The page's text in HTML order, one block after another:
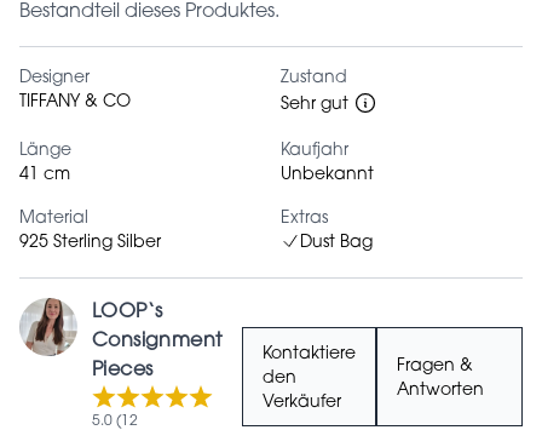
Bestandteil dieses Produktes.
Designer
TIFFANY & CO
Zustand
Sehr gut
Länge
41 cm
Kaufjahr
Unbekannt
Material
925 Sterling Silber
Extras
Dust Bag
LOOP‘s
Consignment
Pieces
5.0 (12
Kontaktiere
den
Verkäufer
Fragen &
Antworten